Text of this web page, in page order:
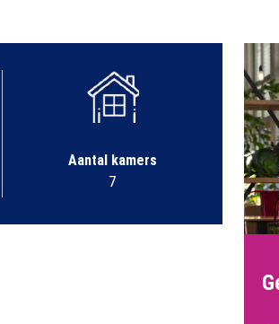
Aantal kamers
7